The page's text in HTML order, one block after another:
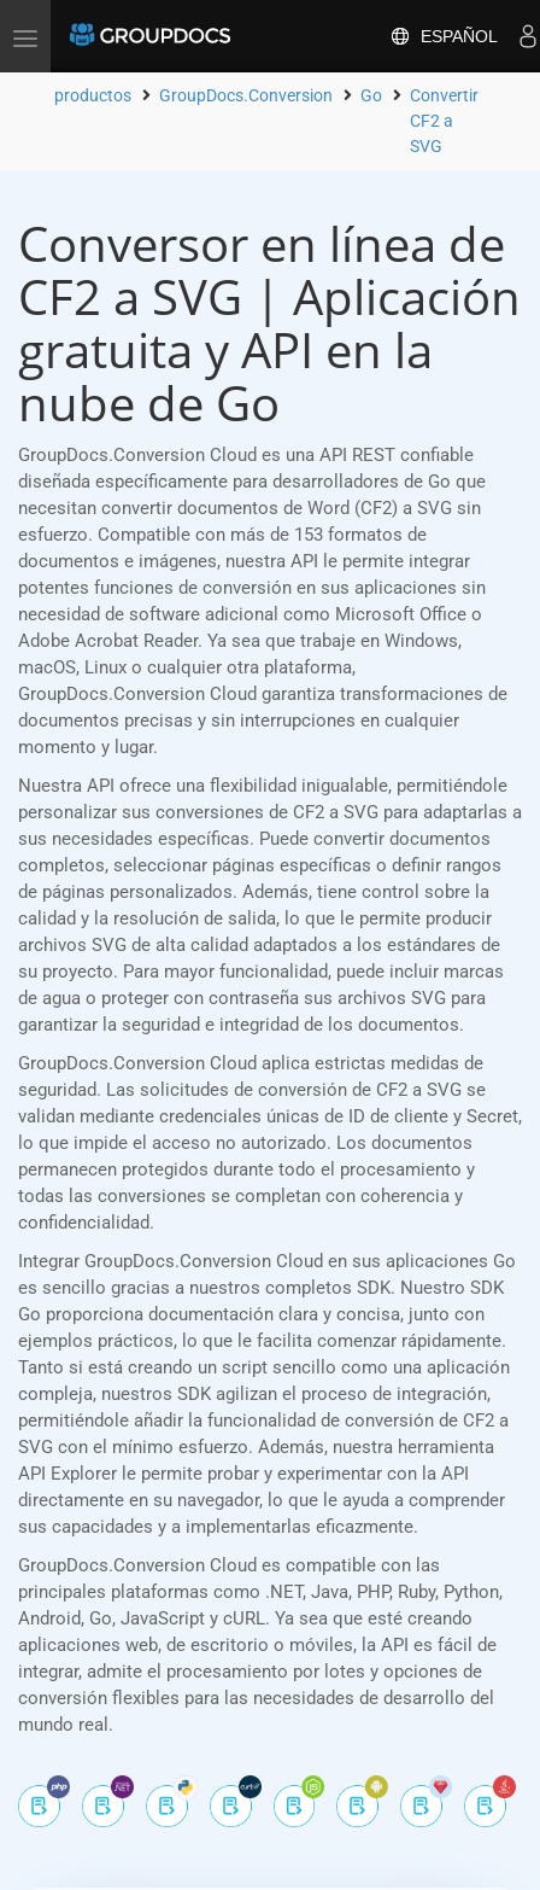
Toggle
ESPAÑOL
productos GroupDocs.Conversion Go
Convertir
CF2 a
SVG
Conversor en línea de
CF2 a SVG | Aplicación
gratuita y API en la
nube de Go
GroupDocs.Conversion Cloud es una API REST confiable
diseñada específicamente para desarrolladores de Go que
necesitan convertir documentos de Word (CF2) a SVG sin
esfuerzo. Compatible con más de 153 formatos de
documentos e imágenes, nuestra API le permite integrar
potentes funciones de conversión en sus aplicaciones sin
necesidad de software adicional como Microsoft Office o
Adobe Acrobat Reader. Ya sea que trabaje en Windows,
macOS, Linux o cualquier otra plataforma,
GroupDocs.Conversion Cloud garantiza transformaciones de
documentos precisas y sin interrupciones en cualquier
momento y lugar.
Nuestra API ofrece una flexibilidad inigualable, permitiéndole
personalizar sus conversiones de CF2 a SVG para adaptarlas a
sus necesidades específicas. Puede convertir documentos
completos, seleccionar páginas específicas o definir rangos
de páginas personalizados. Además, tiene control sobre la
calidad y la resolución de salida, lo que le permite producir
archivos SVG de alta calidad adaptados a los estándares de
su proyecto. Para mayor funcionalidad, puede incluir marcas
de agua o proteger con contraseña sus archivos SVG para
garantizar la seguridad e integridad de los documentos.
GroupDocs.Conversion Cloud aplica estrictas medidas de
seguridad. Las solicitudes de conversión de CF2 a SVG se
validan mediante credenciales únicas de ID de cliente y Secret,
lo que impide el acceso no autorizado. Los documentos
permanecen protegidos durante todo el procesamiento y
todas las conversiones se completan con coherencia y
confidencialidad.
Integrar GroupDocs.Conversion Cloud en sus aplicaciones Go
es sencillo gracias a nuestros completos SDK. Nuestro SDK
Go proporciona documentación clara y concisa, junto con
ejemplos prácticos, lo que le facilita comenzar rápidamente.
Tanto si está creando un script sencillo como una aplicación
compleja, nuestros SDK agilizan el proceso de integración,
permitiéndole añadir la funcionalidad de conversión de CF2 a
SVG con el mínimo esfuerzo. Además, nuestra herramienta
API Explorer le permite probar y experimentar con la API
directamente en su navegador, lo que le ayuda a comprender
sus capacidades y a implementarlas eficazmente.
GroupDocs.Conversion Cloud es compatible con las
principales plataformas como .NET, Java, PHP, Ruby, Python,
Android, Go, JavaScript y cURL. Ya sea que esté creando
aplicaciones web, de escritorio o móviles, la API es fácil de
integrar, admite el procesamiento por lotes y opciones de
conversión flexibles para las necesidades de desarrollo del
mundo real.